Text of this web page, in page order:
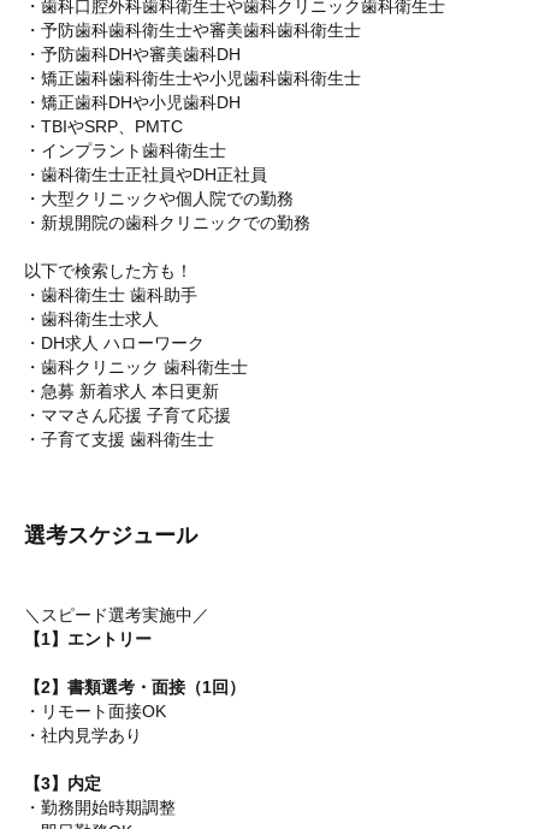
・歯科口腔外科歯科衛生士や歯科クリニック歯科衛生士
・予防歯科歯科衛生士や審美歯科歯科衛生士
・予防歯科DHや審美歯科DH
・矯正歯科歯科衛生士や小児歯科歯科衛生士
・矯正歯科DHや小児歯科DH
・TBIやSRP、PMTC
・インプラント歯科衛生士
・歯科衛生士正社員やDH正社員
・大型クリニックや個人院での勤務
・新規開院の歯科クリニックでの勤務
以下で検索した方も！
・歯科衛生士 歯科助手
・歯科衛生士求人
・DH求人 ハローワーク
・歯科クリニック 歯科衛生士
・急募 新着求人 本日更新
・ママさん応援 子育て応援
・子育て支援 歯科衛生士
選考スケジュール
＼スピード選考実施中／
【1】エントリー
【2】書類選考・面接（1回）
・リモート面接OK
・社内見学あり
【3】内定
・勤務開始時期調整